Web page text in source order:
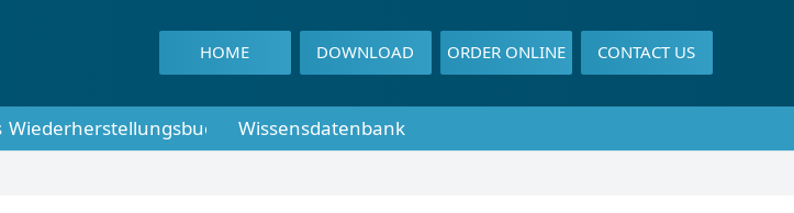
HOME DOWNLOAD ORDER ONLINE CONTACT US
Wiederherstellungsbuch Wissensdatenbank